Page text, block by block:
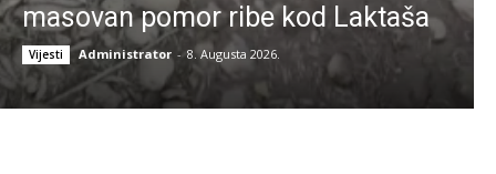
masovan pomor ribe kod Laktaša
Vijesti Administrator - 8. Augusta 2026.